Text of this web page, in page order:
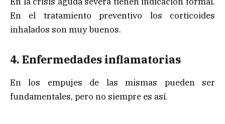
En el tratamiento preventivo los corticoides
inhalados son muy buenos.
4. Enfermedades inflamatorias
En los empujes de las mismas pueden ser
fundamentales, pero no siempre es así.